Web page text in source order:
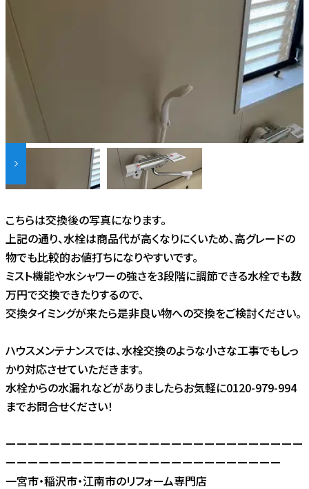
こちらは交換後の写真になります。
上記の通り、水栓は商品代が高くなりにくいため、高グレードの
物でも比較的お値打ちになりやすいです。
ミスト機能や水シャワーの強さを3段階に調節できる水栓でも数
万円で交換できたりするので、
交換タイミングが来たら是非良い物への交換をご検討ください。
ハウスメンテナンスでは、水栓交換のような小さな工事でもしっ
かり対応させていただきます。
水栓からの水漏れなどがありましたらお気軽に0120-979-994
までお問合せください！
ーーーーーーーーーーーーーーーーーーーーーーーーーーー
ーーーーーーーーーーーーーーーーーーーーーーーーー
一宮市・稲沢市・江南市のリフォーム専門店